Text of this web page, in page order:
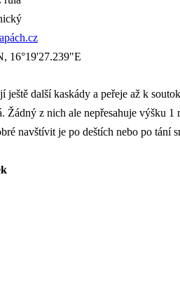
16°19'27.239"E
ještě další kaskády a peřeje až k
Žádný z nich ale nepřesahuje výšku 1
navštívit je po deštích nebo po tání